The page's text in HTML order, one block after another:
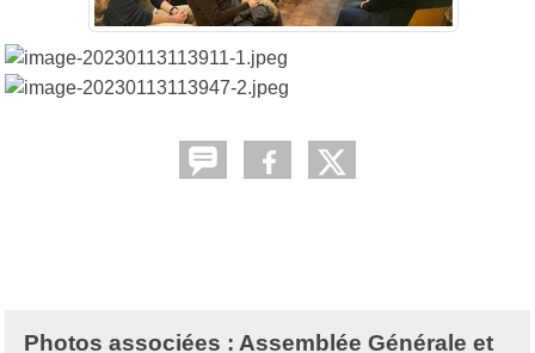
Photos associées : Assemblée Générale et